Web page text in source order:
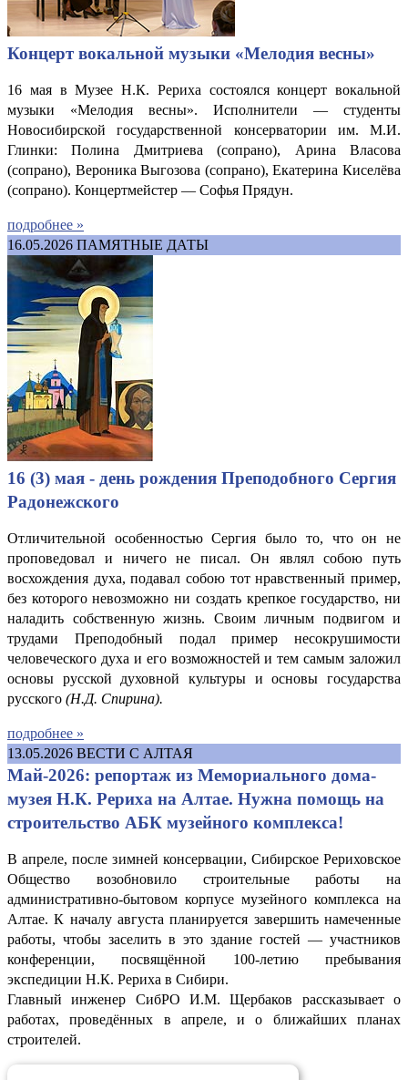
Концерт вокальной музыки «Мелодия весны»
16 мая в Музее Н.К. Рериха состоялся концерт вокальной
музыки «Мелодия весны». Исполнители — студенты
Новосибирской государственной консерватории им. М.И.
Глинки: Полина Дмитриева (сопрано), Арина Власова
(сопрано), Вероника Выгозова (сопрано), Екатерина Киселёва
(сопрано). Концертмейстер — Софья Прядун.
подробнее »
16.05.2026 ПАМЯТНЫЕ ДАТЫ
16 (3) мая - день рождения Преподобного Сергия
Радонежского
Отличительной особенностью Сергия было то, что он не
проповедовал и ничего не писал. Он являл собою путь
восхождения духа, подавал собою тот нравственный пример,
без которого невозможно ни создать крепкое государство, ни
наладить собственную жизнь. Своим личным подвигом и
трудами Преподобный подал пример несокрушимости
человеческого духа и его возможностей и тем самым заложил
основы русской духовной культуры и основы государства
русского (Н.Д. Спирина).
подробнее »
13.05.2026 ВЕСТИ С АЛТАЯ
Май-2026: репортаж из Мемориального дома-
музея Н.К. Рериха на Алтае. Нужна помощь на
строительство АБК музейного комплекса!
В апреле, после зимней консервации, Сибирское Рериховское
Общество возобновило строительные работы на
административно-бытовом корпусе музейного комплекса на
Алтае. К началу августа планируется завершить намеченные
работы, чтобы заселить в это здание гостей — участников
конференции, посвящённой 100-летию пребывания
экспедиции Н.К. Рериха в Сибири.
Главный инженер СибРО И.М. Щербаков рассказывает о
работах, проведённых в апреле, и о ближайших планах
строителей.